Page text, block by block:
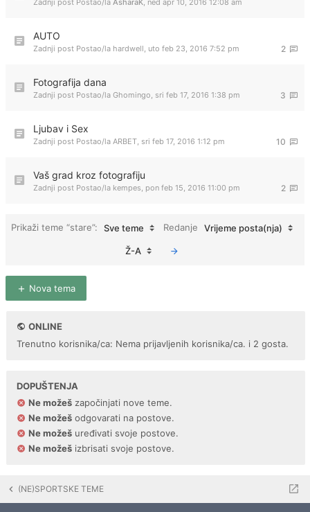
Zadnji post Postao/la AsharaK, ned apr 10, 2016 12:08 am
AUTO
2
Zadnji post Postao/la hardwell, uto feb 23, 2016 7:52 pm
Fotografija dana
3
Zadnji post Postao/la Ghomingo, sri feb 17, 2016 1:38 pm
Ljubav i Sex
10
Zadnji post Postao/la ARBET, sri feb 17, 2016 1:12 pm
Vaš grad kroz fotografiju
2
Zadnji post Postao/la kempes, pon feb 15, 2016 11:00 pm
Prikaži teme “stare”: Sve teme Redanje Vrijeme posta(nja)
Ž-A
Nova tema
ONLINE
Trenutno korisnika/ca: Nema prijavljenih korisnika/ca. i 2 gosta.
DOPUŠTENJA
Ne možeš započinjati nove teme.
Ne možeš odgovarati na postove.
Ne možeš uređivati svoje postove.
Ne možeš izbrisati svoje postove.
(NE)SPORTSKE TEME